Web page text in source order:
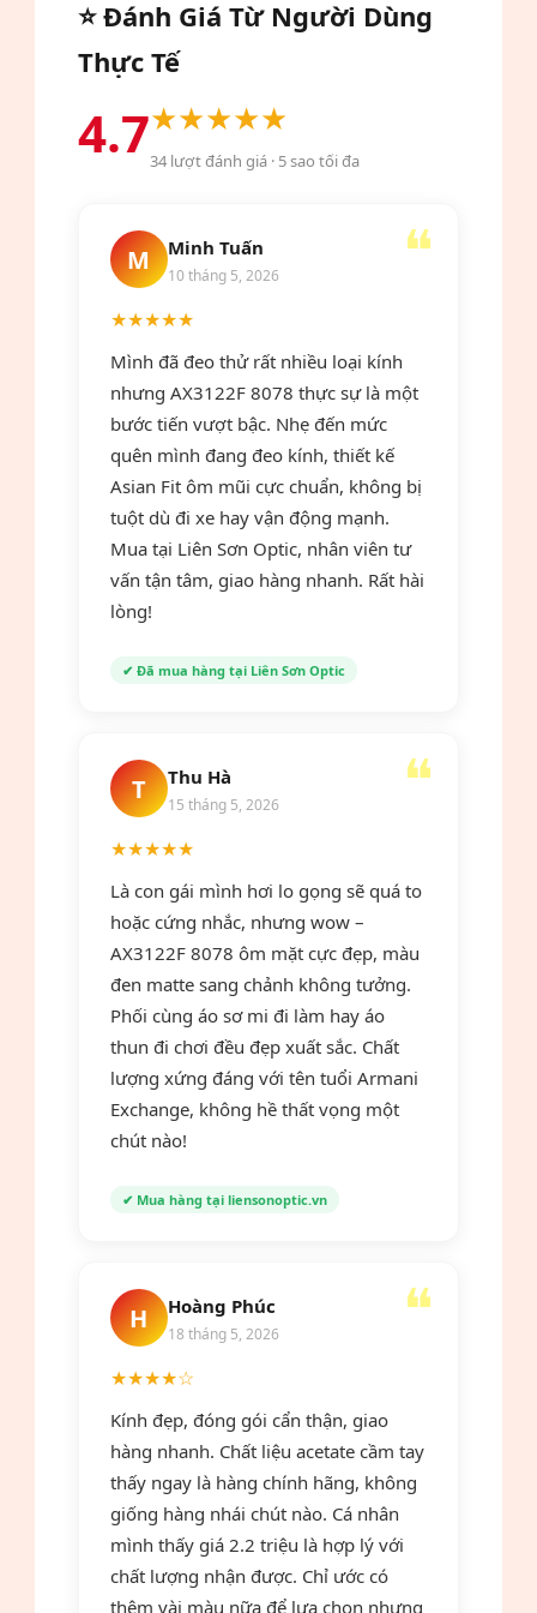
và vệ sinh căn chỉnh kính miễn phí trọn
đời, đây thực sự là mức giá cực kỳ hợp
lý.
17mm – càng kính 145mm). Đây là
kích thước vừa phải, phù hợp với đa số
Việt Nam, từ gương mặt trái xoan đến
vuông chữ điền.
⭐ Đánh Giá Từ Người Dùng
Thực Tế
4.7★★★★★
34lượt đánh giá · 5sao tối đa
M Minh Tuấn
10 tháng 5, 2026
★★★★★
Mình đã đeo thử rất nhiều loại kính
nhưng AX3122F 8078 thực sự là một
bước tiến vượt bậc. Nhẹ đến mức
quên mình đang đeo kính, thiết kế
Asian Fit ôm mũi cực chuẩn, không bị
tuột dù đi xe hay vận động mạnh.
Mua tại Liên Sơn Optic, nhân viên tư
vấn tận tâm, giao hàng nhanh. Rất hài
lòng!
✔ Đã mua hàng tại Liên Sơn Optic
T Thu Hà
15 tháng 5, 2026
★★★★★
Là con gái mình hơi lo gọng sẽ quá to
hoặc cứng nhắc, nhưng wow –
AX3122F 8078 ôm mặt cực đẹp, màu
đen matte sang chảnh không tưởng.
Phối cùng áo sơ mi đi làm hay áo
thun đi chơi đều đẹp xuất sắc. Chất
lượng xứng đáng với tên tuổi Armani
Exchange, không hề thất vọng một
chút nào!
✔ Mua hàng tại liensonoptic.vn
H Hoàng Phúc
18 tháng 5, 2026
★★★★☆
Kính đẹp, đóng gói cẩn thận, giao
hàng nhanh. Chất liệu acetate cầm tay
thấy ngay là hàng chính hãng, không
giống hàng nhái chút nào. Cá nhân
mình thấy giá 2.2 triệu là hợp lý với
chất lượng nhận được. Chỉ ước có
thêm vài màu nữa để lựa chọn nhưng